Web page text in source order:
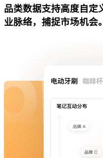
品类数据支持高度自定
业脉络，捕捉市场机会。